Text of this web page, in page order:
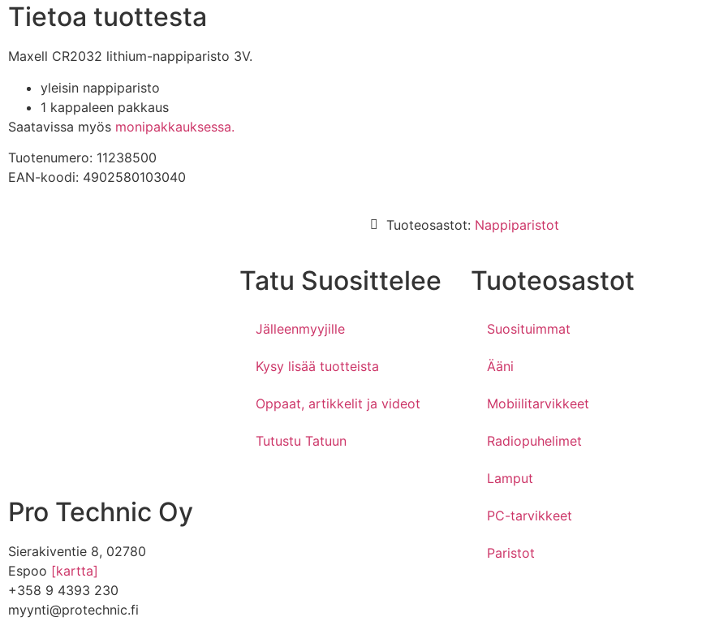
Tietoa tuottesta
Maxell CR2032 lithium-nappiparisto 3V.
yleisin nappiparisto
1 kappaleen pakkaus
Saatavissa myös monipakkauksessa.
Tuotenumero: 11238500
EAN-koodi: 4902580103040
Tuoteosastot: Nappiparistot
Pro Technic Oy
Sierakiventie 8, 02780
Espoo [kartta]
+358 9 4393 230
myynti@protechnic.fi
Tatu Suosittelee
Jälleenmyyjille
Kysy lisää tuotteista
Oppaat, artikkelit ja videot
Tutustu Tatuun
Tuoteosastot
Suosituimmat
Ääni
Mobiilitarvikkeet
Radiopuhelimet
Lamput
PC-tarvikkeet
Paristot